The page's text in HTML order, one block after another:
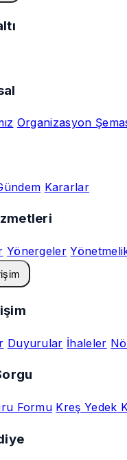
Organizasyon
Kararlar
Yönergeler
Duyurular İhaleler
Formu Kreş Yedek